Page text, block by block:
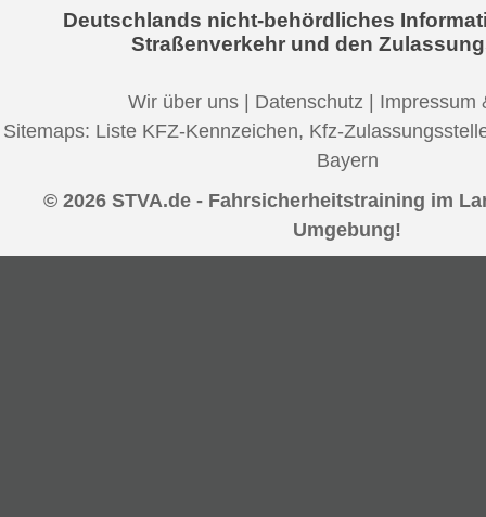
Deutschlands nicht-behördliches
Straßenverkehr und den
Wir über uns Datenschutz
Impressum
Sitemaps: Liste KFZ-Kennzeichen, Kfz-
Bayern
© 2026 STVA.de - Fahrsicherheitstraining im
Umgebung!